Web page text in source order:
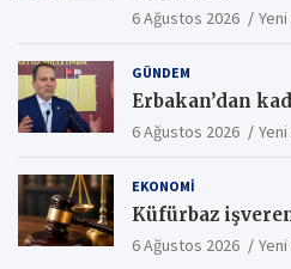
6 Ağustos 2026 Yeni
GÜNDEM
Erbakan’dan
6 Ağustos 2026 Yeni
EKONOMI
Küfürbaz
6 Ağustos 2026 Yeni